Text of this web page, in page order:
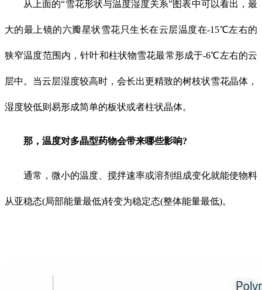
从上面的“雪花形状与温度湿度关系”图表中可以看出，最
大的最上镜的六瓣星状雪花只生长在云层温度在-15℃左右的
狭窄温度范围内，针叶和柱状物雪花最常形成于-6℃左右的云
层中。当云层湿度较高时，会长出更精致的树枝状雪花晶体，
湿度较低则易形成简单的板状或者柱状晶体。
那，温度对多晶型药物会带来哪些影响?
通常，微小的温度、搅拌速率或溶剂组成变化就能使物料
从亚稳态(局部能量最低)转变为稳定态(整体能量最低)。